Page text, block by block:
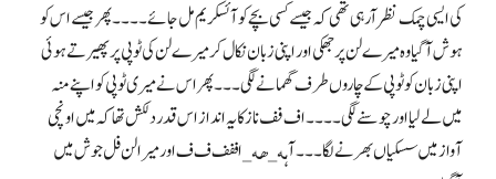
کی ایسی چمک نظر آرہی تھی کہ جیسے کسی بچے کو آئسکریم مل جائے۔۔۔۔ پھر جیسے اس کو
ہوش آگیا وہ میرے لن پر جھکی اور اپنی زبان نکال کر میرے لن کی ٹوپی پر پھیرتے ہوئی
اپنی زبان کو ٹوپی کے چاروں طرف گھمانے لگی۔۔۔ پھر اس نے میری ٹوپی کو اپنے منہ
میں لے لیا اور چوسنے لگی۔۔۔۔ اف فف ناز کا یہ انداز اس قدر دلکش تھا کہ میں اونچی
آواز میں سسکیاں بھر نے لگا۔۔۔ آہه_هه_اففف ف ف اور میرا لن فل جوش میں